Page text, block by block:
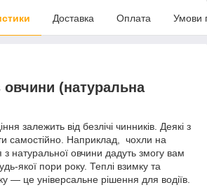
Доставка Оплата Умови
(натуральна
залежить від безлічі чинників. Деякі з
самостійно. Наприклад, чохли на
з натуральної овчини дадуть змогу вам
якої пори року. Теплі взимку та
— це універсальне рішення для водіїв.